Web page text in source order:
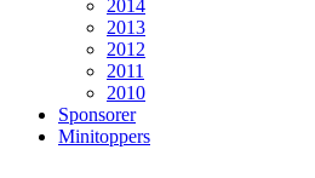
2014
2013
2012
2011
2010
Sponsorer
Minitoppers